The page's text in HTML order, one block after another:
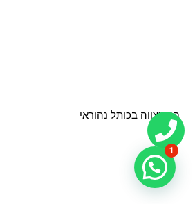
בר מצווה בכותל נהוראי
1